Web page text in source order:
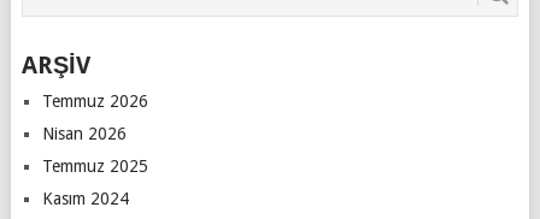
ARŞİV
Temmuz 2026
Nisan 2026
Temmuz 2025
Kasım 2024